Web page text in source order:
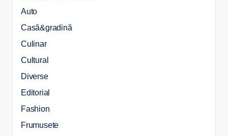
Auto
Casă&gradină
Culinar
Cultural
Diverse
Editorial
Fashion
Frumusete